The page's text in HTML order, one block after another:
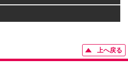
上へ戻る